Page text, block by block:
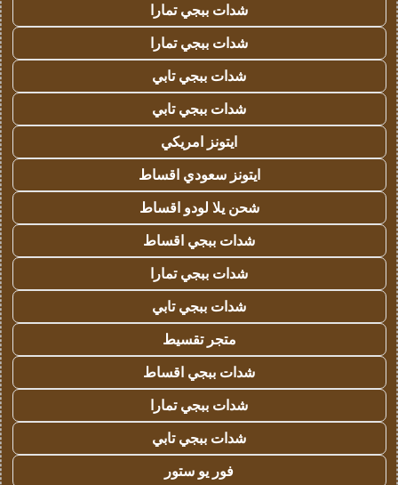
شدات ببجي تمارا
شدات ببجي تمارا
شدات ببجي تابي
شدات ببجي تابي
ايتونز امريكي
ايتونز سعودي اقساط
شحن يلا لودو اقساط
شدات ببجي اقساط
شدات ببجي تمارا
شدات ببجي تابي
متجر تقسيط
شدات ببجي اقساط
شدات ببجي تمارا
شدات ببجي تابي
فور يو ستور